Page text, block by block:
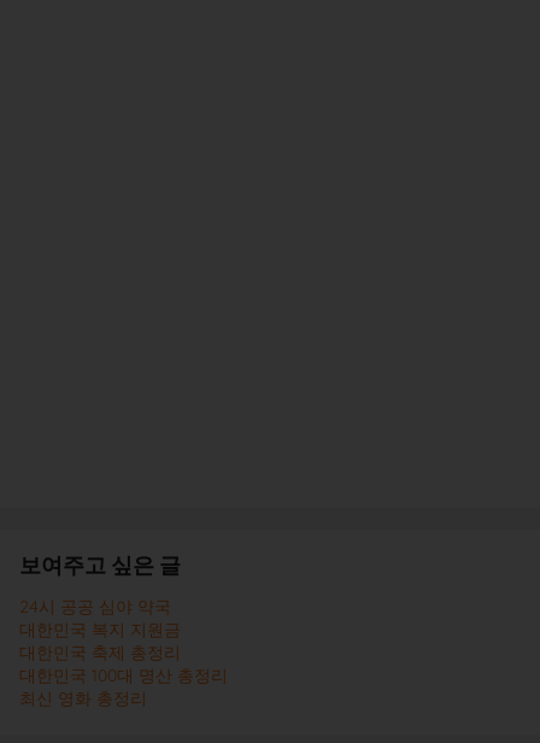
보여주고 싶은 글
24시 공공 심야 약국
대한민국 복지 지원금
대한민국 축제 총정리
대한민국 100대 명산 총정리
최신 영화 총정리